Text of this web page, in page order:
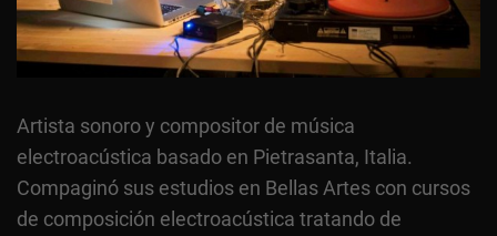
Artista sonoro y compositor de música
electroacústica basado en Pietrasanta, Italia.
Compaginó sus estudios en Bellas Artes con cursos
de composición electroacústica tratando de